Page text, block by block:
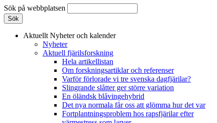
Sök på webbplatsen
Aktuellt Nyheter och kalender
Nyheter
Aktuell fjärilsforskning
Hela artikellistan
Om forskningsartiklar och referenser
Varför förlorade vi tre svenska dagfjärilar?
Slingrande slåtter ger större variation
En öländsk blåvingehybrid
Det nya normala får oss att glömma hur det var
Fortplantningsproblem hos rapsfjärilar efter